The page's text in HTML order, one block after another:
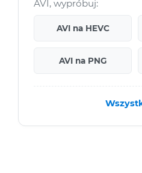
AVI, wypróbuj:
AVI na HEVC
AVI na PNG